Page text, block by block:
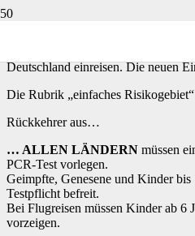
Deutschland einreisen. Die neuen
Die Rubrik „einfaches
Rückkehrer aus…
… ALLEN LÄNDERN müssen
PCR-Test vorlegen.
Geimpfte, Genesene und Kinder bis
Testpflicht befreit.
Bei Flugreisen müssen Kinder ab 6
vorzeigen.